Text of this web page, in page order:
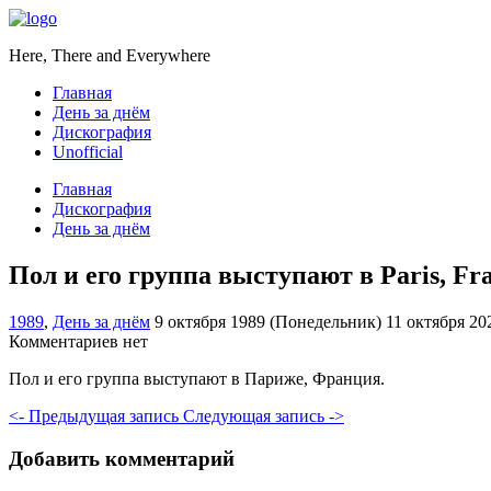
Here, There and Everywhere
Главная
День за днём
Дискография
Unofficial
Главная
Дискография
День за днём
Пол и его группа выступают в Paris,
1989, День за днём 9 октября 1989 (Понедельник) 11 октября
Комментариев нет
Пол и его группа выступают в Париже, Франция.
<- Предыдущая запись Следующая запись ->
Добавить комментарий